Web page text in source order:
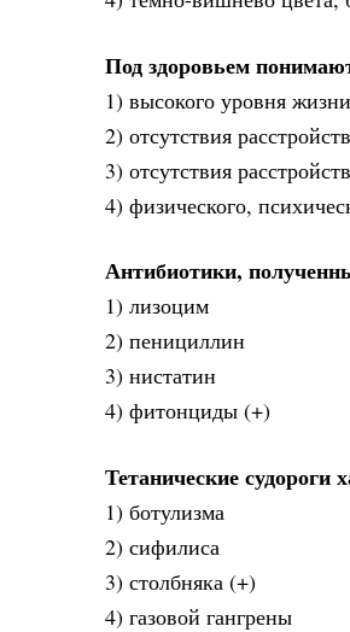
Под здоровьем
1) высокого уровня жизни
2) отсутствия
3) отсутствия
4) физического,
Антибиотики,
1) лизоцим
2) пенициллин
3) нистатин
4) фитонциды (+)
Тетанические судороги
1) ботулизма
2) сифилиса
3) столбняка (+)
4) газовой гангрены